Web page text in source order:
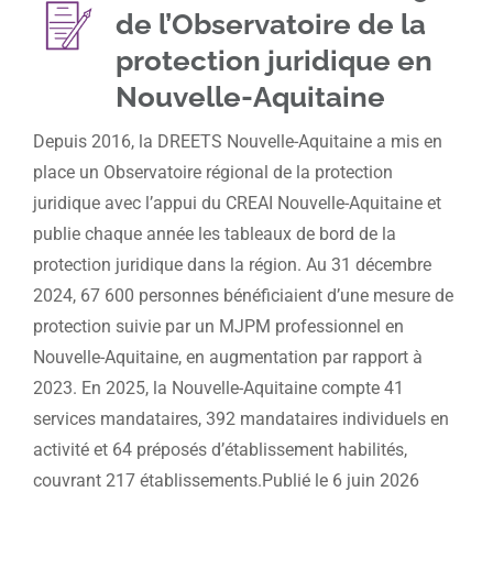
de l’Observatoire de la
protection juridique en
Nouvelle-Aquitaine
Depuis 2016, la DREETS Nouvelle-Aquitaine a mis en
place un Observatoire régional de la protection
juridique avec l’appui du CREAI Nouvelle-Aquitaine et
publie chaque année les tableaux de bord de la
protection juridique dans la région. Au 31 décembre
2024, 67 600 personnes bénéficiaient d’une mesure de
protection suivie par un MJPM professionnel en
Nouvelle-Aquitaine, en augmentation par rapport à
2023. En 2025, la Nouvelle-Aquitaine compte 41
services mandataires, 392 mandataires individuels en
activité et 64 préposés d’établissement habilités,
couvrant 217 établissements.Publié le 6 juin 2026